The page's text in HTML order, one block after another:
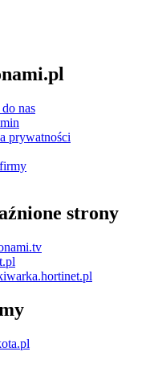
nas
prywatności
strony